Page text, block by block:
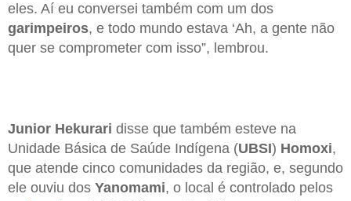
eles. Aí eu conversei também com um dos
garimpeiros, e todo mundo estava ‘Ah, a gente não
quer se comprometer com isso”, lembrou.
Junior Hekurari disse que também esteve na
Unidade Básica de Saúde Indígena (UBSI) Homoxi,
que atende cinco comunidades da região, e, segundo
ele ouviu dos Yanomami, o local é controlado pelos